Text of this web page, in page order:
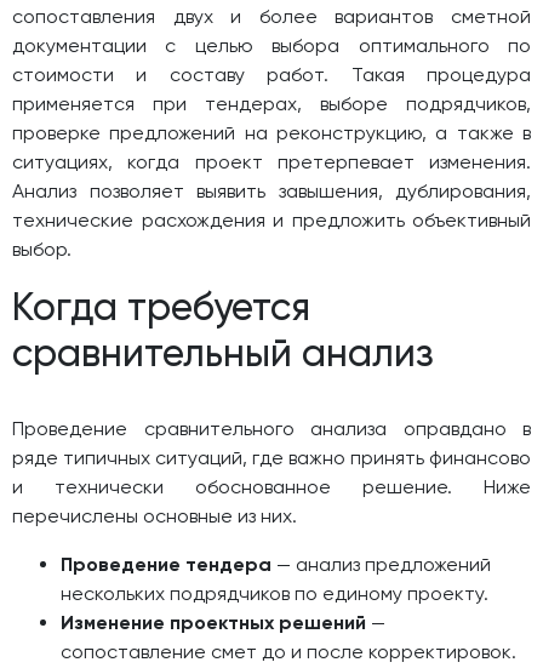
сопоставления двух и более вариантов сметной
документации с целью выбора оптимального по
стоимости и составу работ. Такая процедура
применяется при тендерах, выборе подрядчиков,
проверке предложений на реконструкцию, а также в
ситуациях, когда проект претерпевает изменения.
Анализ позволяет выявить завышения, дублирования,
технические расхождения и предложить объективный
выбор.
Когда требуется
сравнительный анализ
Проведение сравнительного анализа оправдано в
ряде типичных ситуаций, где важно принять финансово
и технически обоснованное решение. Ниже
перечислены основные из них.
Проведение тендера — анализ предложений
нескольких подрядчиков по единому проекту.
Изменение проектных решений —
сопоставление смет до и после корректировок.